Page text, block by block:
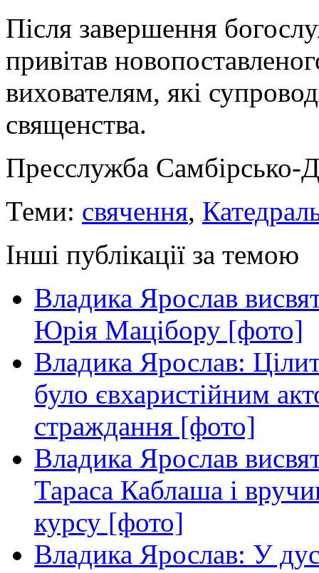
Після завершення
привітав
вихователям, які
священства.
Пресслужба Самбірсько-
Теми: свячення,
Інші публікації за темою
Владика Ярослав
Юрія Мацібору [фото]
Владика Ярослав:
було євхаристійним
страждання [фото]
Владика Ярослав
Тараса Каблаша і
курсу [фото]
Владика Ярослав: У